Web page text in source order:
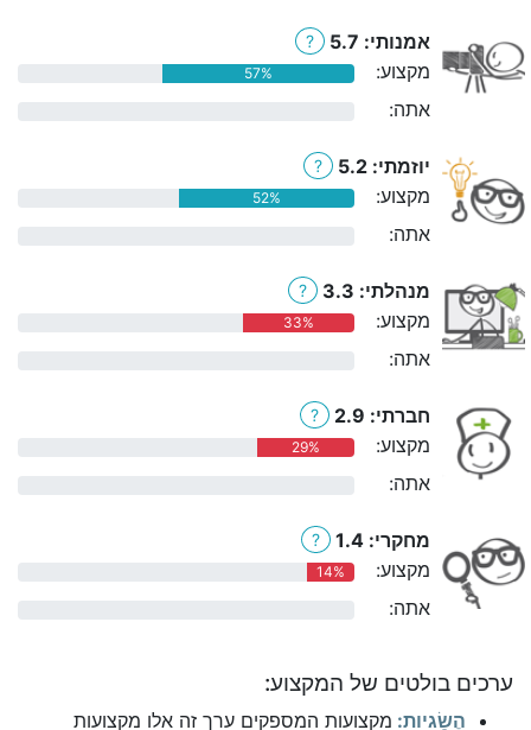
אמנותי: 5.7 ?
מקצוע: 57%
אתה:
יוזמתי: 5.2 ?
מקצוע: 52%
אתה:
מנהלתי: 3.3 ?
מקצוע: 33%
אתה:
חברתי: 2.9 ?
מקצוע: 29%
אתה:
מחקרי: 1.4 ?
מקצוע: 14%
אתה:
ערכים בולטים של המקצוע:
הֶשֵׂגיות: מקצועות המספקים ערך זה אלו מקצועות